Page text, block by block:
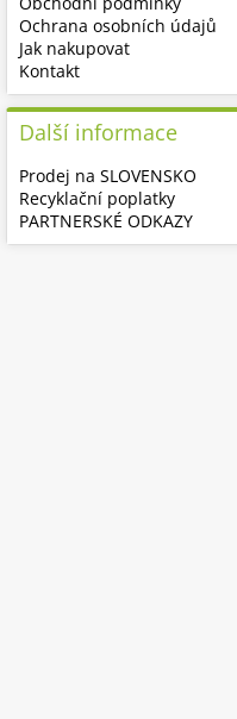
Ochrana osobních údajů
Jak nakupovat
Kontakt
Další informace
Prodej na SLOVENSKO
Recyklační poplatky
PARTNERSKÉ ODKAZY